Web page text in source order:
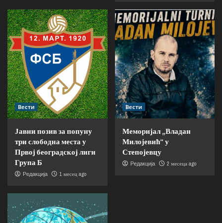
Вести
Јавни позив за попуну
три слободна места у
Првој београдској лиги
Група Б
Редакција 1 месец ago
Вести
Меморијал „Владан
Милојевић“ у
Степојевцу
Редакција 2 месеца ago